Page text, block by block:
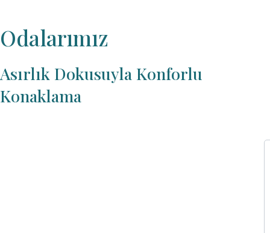
Odalarımız
Asırlık Dokusuyla Konforlu
Konaklama